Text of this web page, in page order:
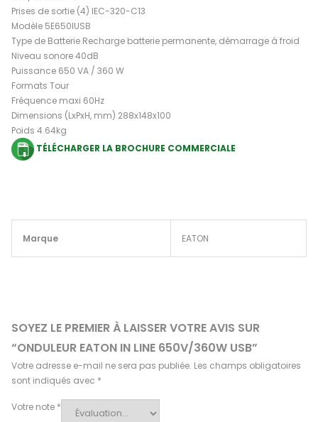
Prises de sortie (4) IEC-320-C13
Modèle 5E650IUSB
Type de Batterie Recharge batterie permanente, démarrage à froid
Niveau sonore 40dB
Puissance 650 VA / 360 W
Formats Tour
Fréquence maxi 60Hz
Dimensions (LxPxH, mm) 288x148x100
Poids 4.64kg
TÉLÉCHARGER LA BROCHURE COMMERCIALE
Marque EATON
SOYEZ LE PREMIER À LAISSER VOTRE AVIS SUR
“ONDULEUR EATON IN LINE 650V/360W USB”
Votre adresse e-mail ne sera pas publiée. Les champs obligatoires
sont indiqués avec *
Votre note *